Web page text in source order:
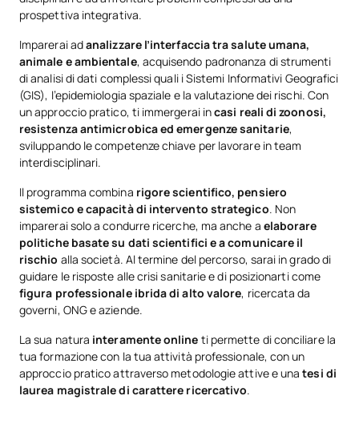
prospettiva integrativa.
Imparerai adanalizzare l’interfaccia tra salute umana,
animale e ambientale, acquisendo padronanza di strumenti
di analisi di dati complessi quali i Sistemi Informativi Geografici
(GIS), l’epidemiologia spaziale e la valutazione dei rischi. Con
un approccio pratico, ti immergerai incasi reali di zoonosi,
resistenza antimicrobica ed emergenze sanitarie,
sviluppando le competenze chiave per lavorare in team
interdisciplinari.
Il programma combina rigore scientifico, pensiero
sistemico e capacità di intervento strategico. Non
imparerai solo a condurre ricerche, ma anche a elaborare
politiche basate su dati scientifici e a comunicare il
rischio alla società. Al termine del percorso, sarai in grado di
guidare le risposte alle crisi sanitarie e di posizionarti come
figura professionale ibrida di alto valore, ricercata da
governi, ONG e aziende.
La sua natura interamente online ti permette di conciliare la
tua formazione con la tua attività professionale, con un
approccio pratico attraverso metodologie attive e unatesi di
laurea magistrale di carattere ricercativo.